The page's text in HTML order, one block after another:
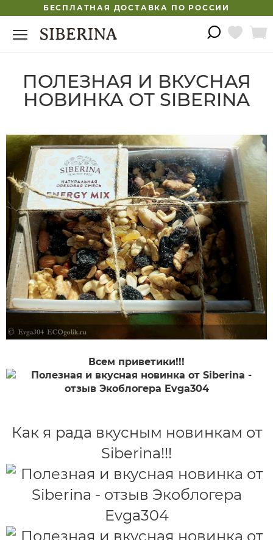
БЕСПЛАТНАЯ ДОСТАВКА ПО РОССИИ
ПОЛЕЗНАЯ И ВКУСНАЯ
НОВИНКА ОТ SIBERINA
Всем приветики!!!
Как я рада вкусным новинкам от
Siberina!!!